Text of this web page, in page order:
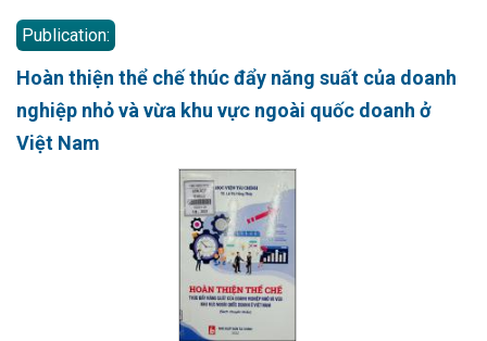
Publication:
Hoàn thiện thể chế thúc đẩy năng suất của doanh
nghiệp nhỏ và vừa khu vực ngoài quốc doanh ở
Việt Nam